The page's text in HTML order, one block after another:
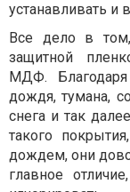
устанавливать и
Все дело в
защитной
МДФ.
дождя, тумана,
снега и так
такого
дождем, они
главное